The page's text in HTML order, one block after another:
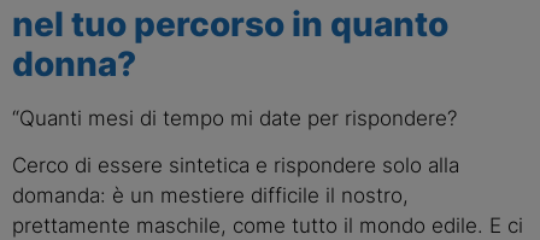
nel tuo percorso in quanto
donna?
“Quanti mesi di tempo mi date per rispondere?
Cerco di essere sintetica e rispondere solo alla
domanda: è un mestiere difficile il nostro,
prettamente maschile, come tutto il mondo edile. E ci